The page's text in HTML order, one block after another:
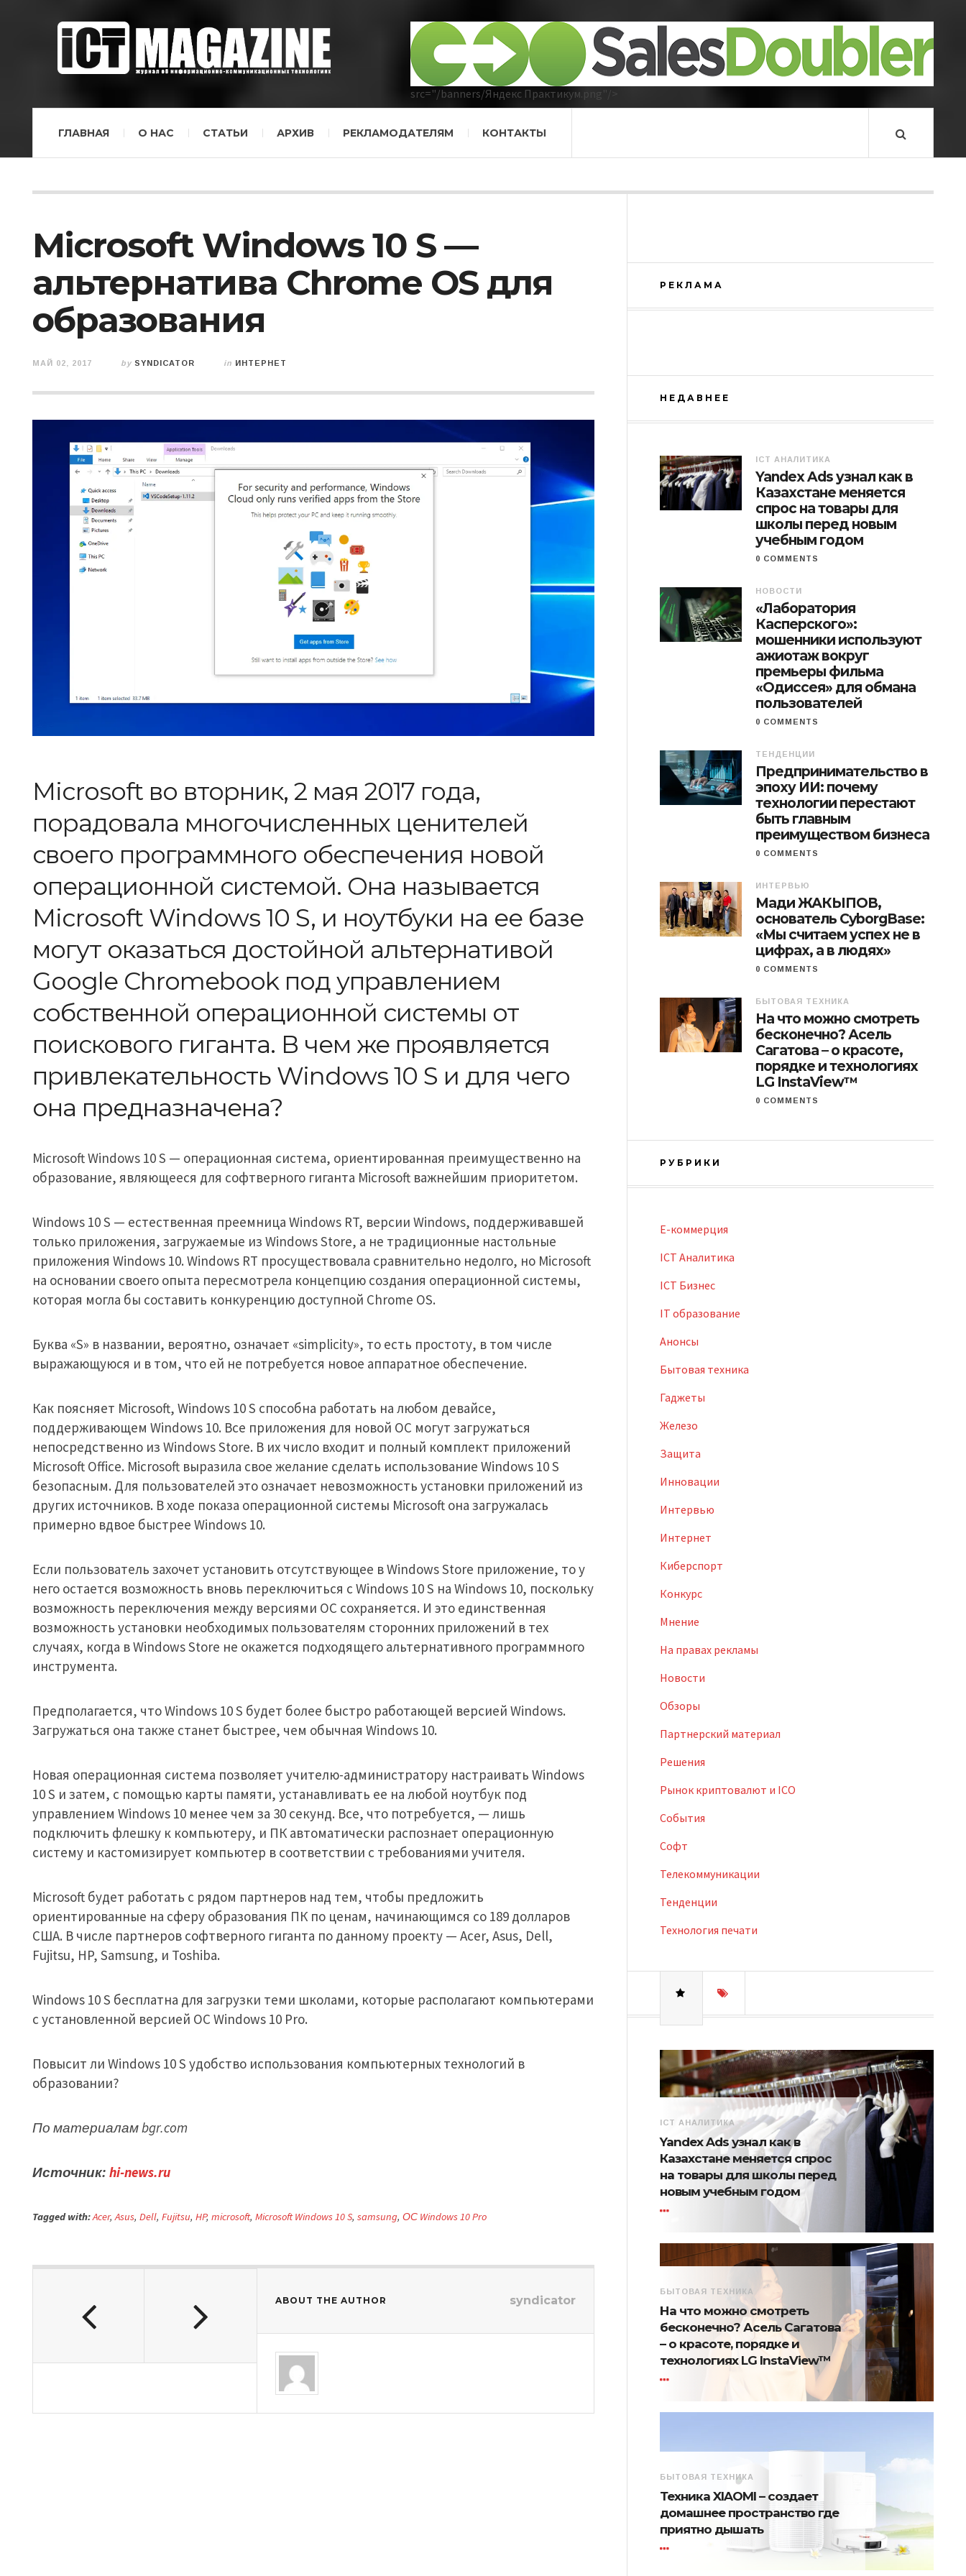
src="/banners/Яндекс Практикум.png"/>
ГЛАВНАЯ О НАС СТАТЬИ АРХИВ РЕКЛАМОДАТЕЛЯМ КОНТАКТЫ
Microsoft Windows 10 S —
альтернатива Chrome OS для
образования
МАЙ 02, 2017 by SYNDICATOR in ИНТЕРНЕТ
Microsoft во вторник, 2 мая 2017 года,
порадовала многочисленных ценителей
своего программного обеспечения новой
операционной системой. Она называется
Microsoft Windows 10 S, и ноутбуки на ее базе
могут оказаться достойной альтернативой
Google Chromebook под управлением
собственной операционной системы от
поискового гиганта. В чем же проявляется
привлекательность Windows 10 S и для чего
она предназначена?
Microsoft Windows 10 S — операционная система, ориентированная преимущественно на
образование, являющееся для софтверного гиганта Microsoft важнейшим приоритетом.
Windows 10 S — естественная преемница Windows RT, версии Windows, поддерживавшей
только приложения, загружаемые из Windows Store, а не традиционные настольные
приложения Windows 10. Windows RT просуществовала сравнительно недолго, но Microsoft
на основании своего опыта пересмотрела концепцию создания операционной системы,
которая могла бы составить конкуренцию доступной Chrome OS.
Буква «S» в названии, вероятно, означает «simplicity», то есть простоту, в том числе
выражающуюся и в том, что ей не потребуется новое аппаратное обеспечение.
Как поясняет Microsoft, Windows 10 S способна работать на любом девайсе,
поддерживающем Windows 10. Все приложения для новой ОС могут загружаться
непосредственно из Windows Store. В их число входит и полный комплект приложений
Microsoft Office. Microsoft выразила свое желание сделать использование Windows 10 S
безопасным. Для пользователей это означает невозможность установки приложений из
других источников. В ходе показа операционной системы Microsoft она загружалась
примерно вдвое быстрее Windows 10.
Если пользователь захочет установить отсутствующее в Windows Store приложение, то у
него остается возможность вновь переключиться с Windows 10 S на Windows 10, поскольку
возможность переключения между версиями ОС сохраняется. И это единственная
возможность установки необходимых пользователям сторонних приложений в тех
случаях, когда в Windows Store не окажется подходящего альтернативного программного
инструмента.
Предполагается, что Windows 10 S будет более быстро работающей версией Windows.
Загружаться она также станет быстрее, чем обычная Windows 10.
Новая операционная система позволяет учителю-администратору настраивать Windows
10 S и затем, с помощью карты памяти, устанавливать ее на любой ноутбук под
управлением Windows 10 менее чем за 30 секунд. Все, что потребуется, — лишь
подключить флешку к компьютеру, и ПК автоматически распознает операционную
систему и кастомизирует компьютер в соответствии с требованиями учителя.
Microsoft будет работать с рядом партнеров над тем, чтобы предложить
ориентированные на сферу образования ПК по ценам, начинающимся со 189 долларов
США. В числе партнеров софтверного гиганта по данному проекту — Acer, Asus, Dell,
Fujitsu, HP, Samsung, и Toshiba.
Windows 10 S бесплатна для загрузки теми школами, которые располагают компьютерами
с установленной версией ОС Windows 10 Pro.
Повысит ли Windows 10 S удобство использования компьютерных технологий в
образовании?
По материалам bgr.com
Источник: hi-news.ru
Tagged with:Acer,Asus, Dell, Fujitsu, HP, microsoft, Microsoft Windows 10 S, samsung, ОС Windows 10 Pro
ABOUT THE AUTHOR syndicator
РЕКЛАМА
НЕДАВНЕЕ
ICT АНАЛИТИКА
Yandex Ads узнал как в
Казахстане меняется
спрос на товары для
школы перед новым
учебным годом
0 COMMENTS
НОВОСТИ
«Лаборатория
Касперского»:
мошенники используют
ажиотаж вокруг
премьеры фильма
«Одиссея» для обмана
пользователей
0 COMMENTS
ТЕНДЕНЦИИ
Предпринимательство в
эпоху ИИ: почему
технологии перестают
быть главным
преимуществом бизнеса
0 COMMENTS
ИНТЕРВЬЮ
Мади ЖАКЫПОВ,
основатель CyborgBase:
«Мы считаем успех не в
цифрах, а в людях»
0 COMMENTS
БЫТОВАЯ ТЕХНИКА
На что можно смотреть
бесконечно? Асель
Сагатова – о красоте,
порядке и технологиях
LG InstaView™
0 COMMENTS
РУБРИКИ
E-коммерция
ICT Аналитика
ICT Бизнес
IT образование
Анонсы
Бытовая техника
Гаджеты
Железо
Защита
Инновации
Интервью
Интернет
Киберспорт
Конкурс
Мнение
На правах рекламы
Новости
Обзоры
Партнерский материал
Решения
Рынок криптовалют и ICO
События
Софт
Телекоммуникации
Тенденции
Технология печати
ICT АНАЛИТИКА
Yandex Ads узнал как в
Казахстане меняется спрос
на товары для школы перед
новым учебным годом
БЫТОВАЯ ТЕХНИКА
На что можно смотреть
бесконечно? Асель Сагатова
– о красоте, порядке и
технологиях LG InstaView™
БЫТОВАЯ ТЕХНИКА
Техника XIAOMI – создает
домашнее пространство где
приятно дышать